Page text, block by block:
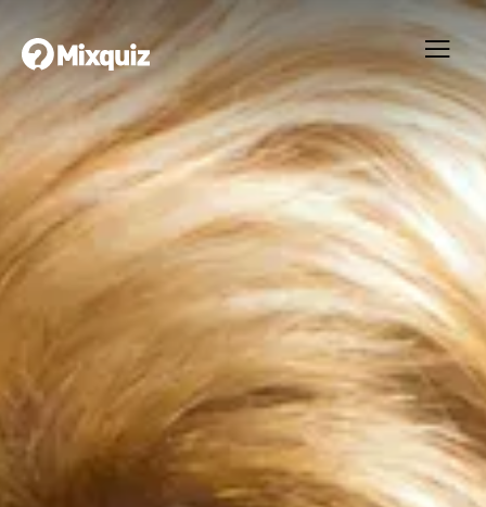
0/7 0
Vad kan du om semester?
Ditt resultat